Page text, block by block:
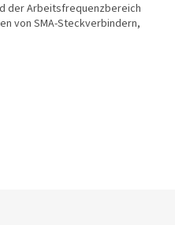
der Arbeitsfrequenzbereich
von SMA-Steckverbindern,